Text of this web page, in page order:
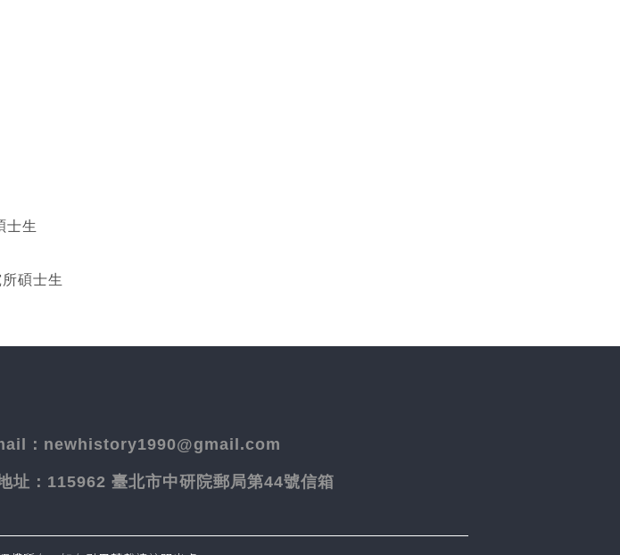
生
碩士生
：newhistory1990@gmail.com
址： 115962 臺北市中研院郵局第44號信箱